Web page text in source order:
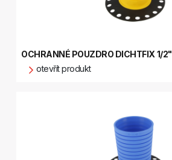
OCHRANNÉ POUZDRO DICHTFIX 1/2"
otevřít produkt